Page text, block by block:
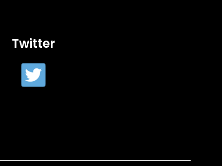
Twitter